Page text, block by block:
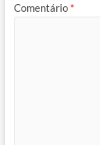
Comentário *